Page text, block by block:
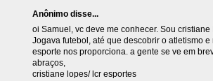
Anônimo disse...
oi Samuel, vc deve me conhecer. Sou
Jogava futebol, até que descobrir o atletismo
esporte nos proporciona. a gente se ve em
abraços,
cristiane lopes/ lcr esportes